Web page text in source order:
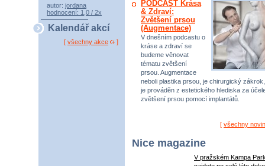
autor: jordana
hodnocení: 1,0 / 2x
Kalendář akcí
[ všechny akce ]
PODCAST Krása
& Zdraví:
Zvětšení prsou
(Augmentace)
V dnešním podcastu o
kráse a zdraví se
budeme věnovat
tématu zvětšení
prsou. Augmentace
neboli plastika prsou, je chirurgický
je prováděn z estetického hlediska za
zvětšení prsou pomocí implantátů.
[ všechny
Nice magazine
V pražském Kampa